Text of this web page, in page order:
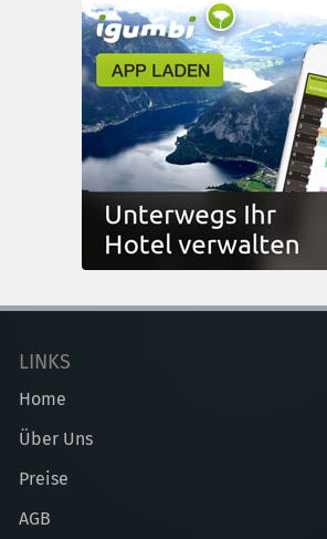
LINKS
Home
Über Uns
Preise
AGB